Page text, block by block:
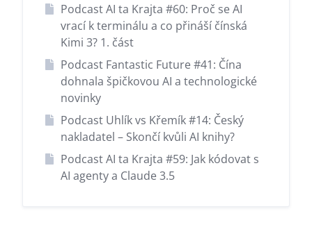
Podcast AI ta Krajta #60: Proč se AI
vrací k terminálu a co přináší čínská
Kimi 3? 1. část
Podcast Fantastic Future #41: Čína
dohnala špičkovou AI a technologické
novinky
Podcast Uhlík vs Křemík #14: Český
nakladatel – Skončí kvůli AI knihy?
Podcast AI ta Krajta #59: Jak kódovat s
AI agenty a Claude 3.5